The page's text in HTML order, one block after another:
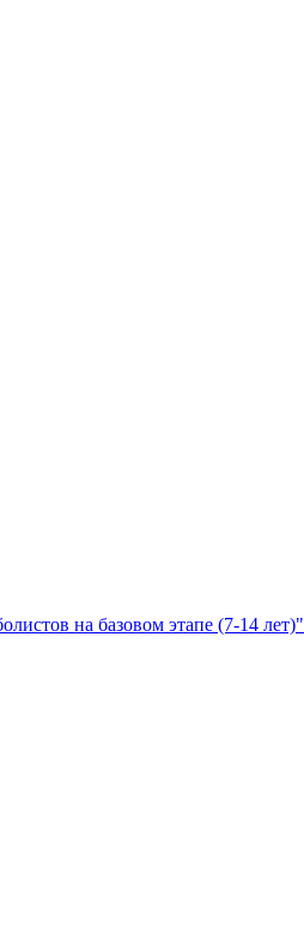
на базовом этапе (7-14 лет)"